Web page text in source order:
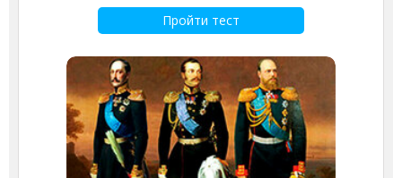
Пройти тест